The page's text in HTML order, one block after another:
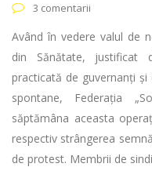
3 comentarii
Având în vedere valul de
din Sănătate, justificat
practicată de guvernanți
spontane, Federația
săptămâna aceasta
respectiv strângerea
de protest. Membrii de